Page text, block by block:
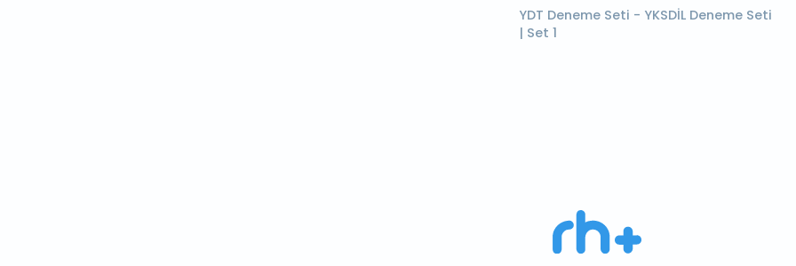
YDT Deneme Seti - YKSDİL Deneme Seti
| Set 1